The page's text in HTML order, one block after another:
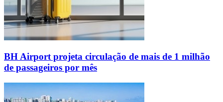
BH Airport projeta circulação de mais de 1 milhão
de passageiros por mês